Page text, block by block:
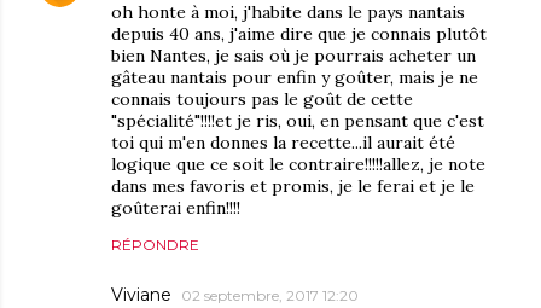
oh honte à moi, j'habite dans le pays nantais
depuis 40 ans, j'aime dire que je connais plutôt
bien Nantes, je sais où je pourrais acheter un
gâteau nantais pour enfin y goûter, mais je ne
connais toujours pas le goût de cette
"spécialité"!!!!et je ris, oui, en pensant que c'est
toi qui m'en donnes la recette...il aurait été
logique que ce soit le contraire!!!!!allez, je note
dans mes favoris et promis, je le ferai et je le
goûterai enfin!!!!
RÉPONDRE
Viviane 02 septembre, 2017 12:20